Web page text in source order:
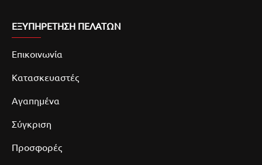
ΕΞΥΠΗΡΕΤΗΣΗ ΠΕΛΑΤΩΝ
Επικοινωνία
Κατασκευαστές
Αγαπημένα
Σύγκριση
Προσφορές